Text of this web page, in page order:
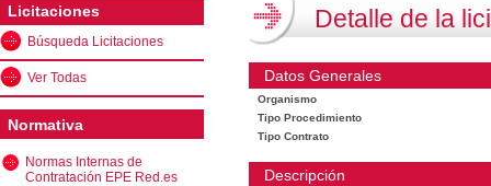
Licitaciones
Búsqueda Licitaciones
Ver Todas
Normativa
Normas Internas de
Contratación EPE Red.es
Detalle de la
Datos Generales
Organismo
Tipo Procedimiento
Tipo Contrato
Descripción